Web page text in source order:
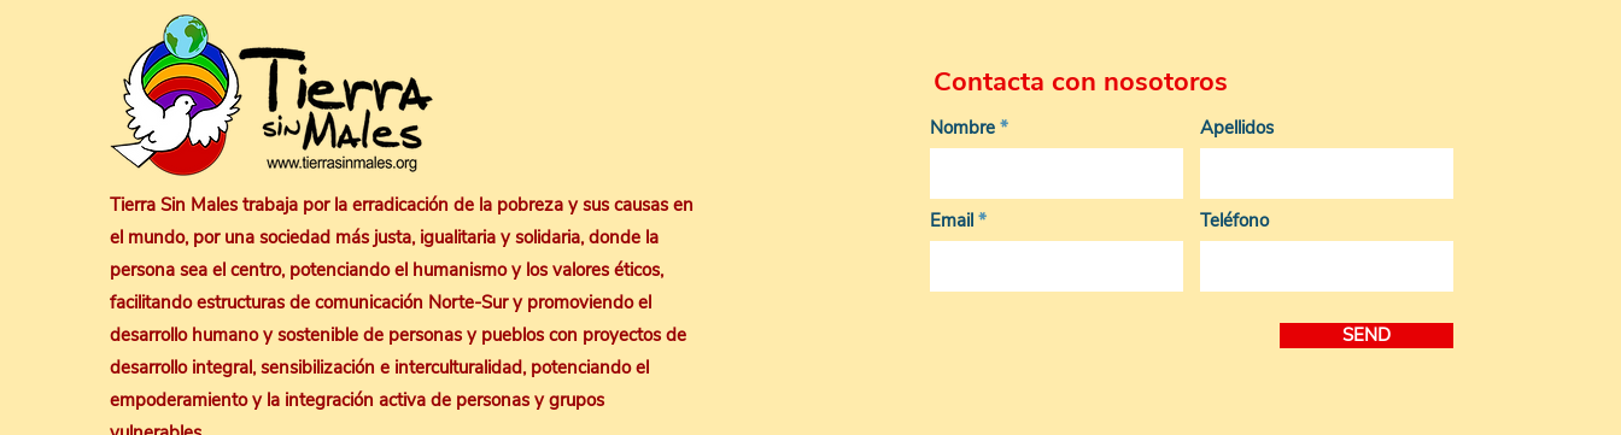
Tierra Sin Males trabaja por la erradicación de la pobreza y sus causas en
el mundo, por una sociedad más justa, igualitaria y solidaria, donde la
persona sea el centro, potenciando el humanismo y los valores éticos,
facilitando estructuras de comunicación Norte-Sur y promoviendo el
desarrollo humano y sostenible de personas y pueblos con proyectos de
desarrollo integral, sensibilización e interculturalidad, potenciando el
empoderamiento y la integración activa de personas y grupos
Contacta con nosotoros
Nombre
Email
Apellidos
Teléfono
SEND